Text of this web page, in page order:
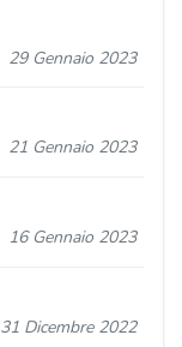
29 Gennaio 2023
21 Gennaio 2023
16 Gennaio 2023
31 Dicembre 2022